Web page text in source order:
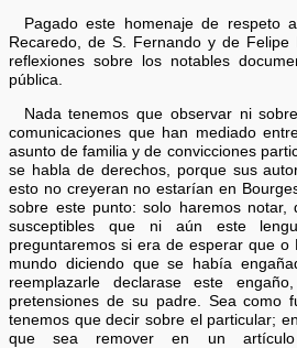
Pagado este homenaje de respeto
Recaredo, de S. Fernando y de
reflexiones sobre los notables
pública.
Nada tenemos que observar ni
comunicaciones que han mediado
asunto de familia y de convicciones
se habla de derechos, porque sus
esto no creyeran no estarían en
sobre este punto: solo haremos notar,
susceptibles que ni aún este
preguntaremos si era de esperar que o
mundo diciendo que se había
reemplazarle declarase este
pretensiones de su padre. Sea como
tenemos que decir sobre el particular;
que sea remover en un artículo